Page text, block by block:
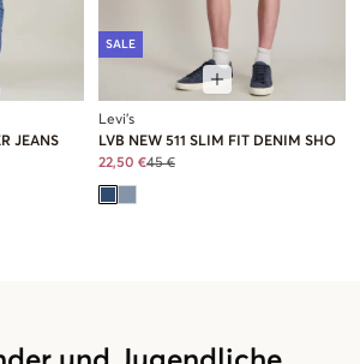
JEANS
SALE
Levi's
LVB NEW 511 SLIM FIT DENIM SHO
22,50 €45 €